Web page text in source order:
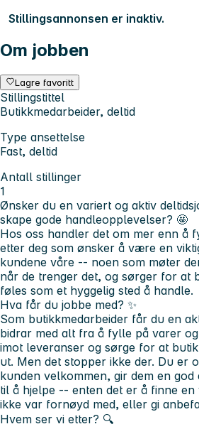
Stillingsannonsen er inaktiv.
Om jobben
Lagre favoritt
Stillingstittel
Butikkmedarbeider, deltid
Type ansettelse
Fast, deltid
Antall stillinger
1
Ønsker du en variert og aktiv
skape gode handleopplevelser? 🤩
Hos oss handler det om mer enn å
etter deg som ønsker å være en
kundene våre -- noen som møter
når de trenger det, og sørger for at
føles som et hyggelig sted å handle.
Hva får du jobbe med? ✨
Som butikkmedarbeider får du en
bidrar med alt fra å fylle på varer
imot leveranser og sørge for at
ut. Men det stopper ikke der. Du er
kunden velkommen, gir dem en god
til å hjelpe -- enten det er å finne
ikke var fornøyd med, eller gi
Hvem ser vi etter? 🔍